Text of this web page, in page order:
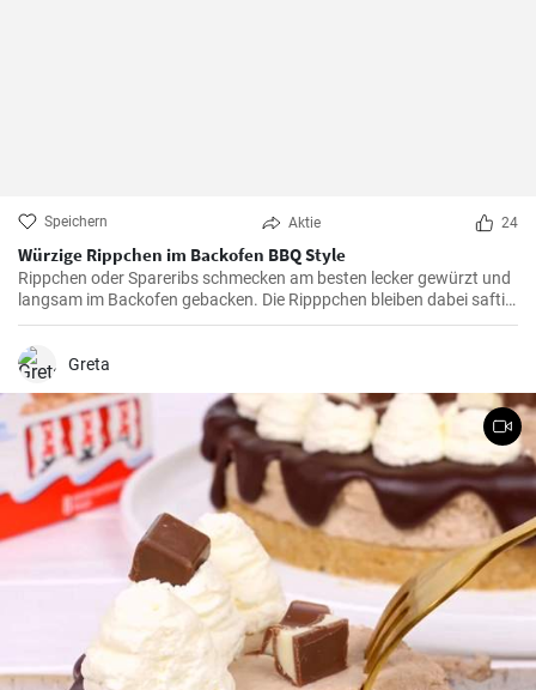
Speichern Aktie 24
Würzige Rippchen im Backofen BBQ Style
Rippchen oder Spareribs schmecken am besten lecker gewürzt und
langsam im Backofen gebacken. Die Ripppchen bleiben dabei saftig
und würzig kombiniert mit einer pikanten BBQ Sauce. Ihre Gäste
werden begeistert sein.
Greta